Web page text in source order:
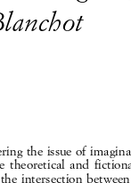
the  issue  of
theoretical  and
intersection